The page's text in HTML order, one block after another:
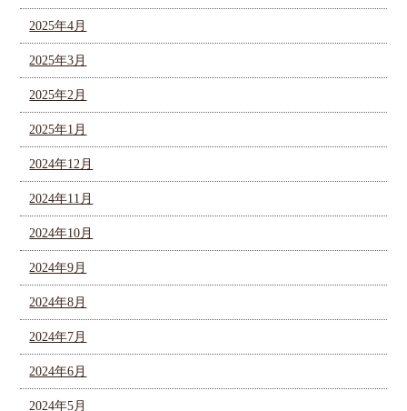
2025年4月
2025年3月
2025年2月
2025年1月
2024年12月
2024年11月
2024年10月
2024年9月
2024年8月
2024年7月
2024年6月
2024年5月